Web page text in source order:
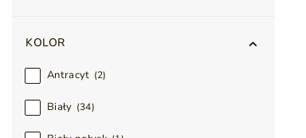
KOLOR
Antracyt 2
Biały 34